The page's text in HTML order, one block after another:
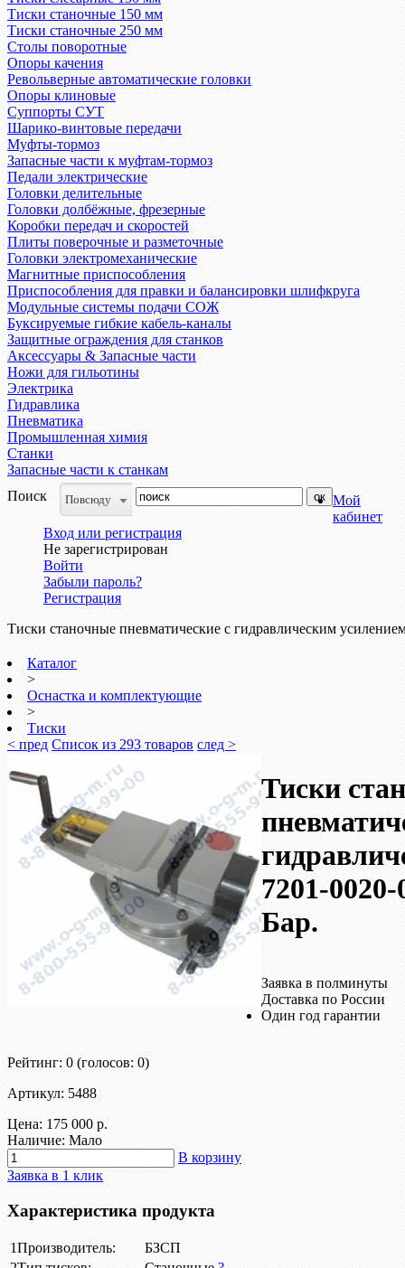
Тиски станочные 150 мм
Тиски станочные 250 мм
Столы поворотные
Опоры качения
Револьверные автоматические головки
Опоры клиновые
Суппорты СУТ
Шарико-винтовые передачи
Муфты-тормоз
Запасные части к муфтам-тормоз
Педали электрические
Головки делительные
Головки долбёжные, фрезерные
Коробки передач и скоростей
Плиты поверочные и разметочные
Головки электромеханические
Магнитные приспособления
Приспособления для правки и балансировки шлифкруга
Модульные системы подачи СОЖ
Буксируемые гибкие кабель-каналы
Защитные ограждения для станков
Аксессуары & Запасные части
Ножи для гильотины
Электрика
Гидравлика
Пневматика
Промышленная химия
Станки
Запасные части к станкам
Поиск
Повсюду
Мой
кабинет
Вход или регистрация
Не зарегистрирован
Войти
Забыли пароль?
Регистрация
Тиски станочные пневматические с гидравлическим
Каталог
>
Оснастка и комплектующие
>
Тиски
< пред Список из 293 товаров след >
Тиски
7201-
Бар.
Заявка в полминуты
Доставка по России
Один год гарантии
Рейтинг: 0 (голосов: 0)
Артикул: 5488
Цена: 175 000 р.
Наличие: Мало
В корзину
Заявка в 1 клик
Характеристика продукта
1Производитель:
БЗСП